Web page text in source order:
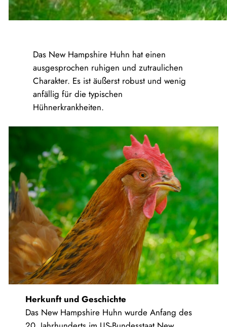
Das New Hampshire Huhn hat einen
ausgesprochen ruhigen und zutraulichen
Charakter. Es ist äußerst robust und wenig
anfällig für die typischen
Hühnerkrankheiten.
Herkunft und Geschichte
Das New Hampshire Huhn wurde Anfang des